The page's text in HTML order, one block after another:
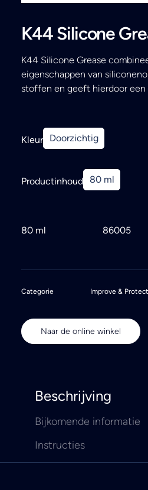
K44 Silicone
K44 Silicone Grease
eigenschappen van
stoffen en geeft hierdoor een
Kleur Doorzichtig
Productinhoud 80 ml
80 ml 86005
Categorie Improve & Protect
Naar de online winkel
Beschrijving
Bijkomende informatie
Instructies